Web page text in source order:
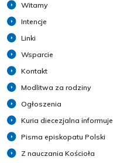
Witamy
Intencje
Linki
Wsparcie
Kontakt
Modlitwa za rodziny
Ogłoszenia
Kuria diecezjalna informuje
Pisma episkopatu Polski
Z nauczania Kościoła